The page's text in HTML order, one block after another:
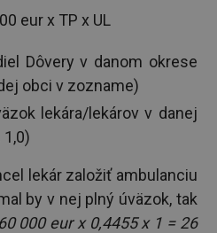
eur x TP x UL
Dôvery v danom okrese
obci v zozname)
lekára/lekárov v danej
lekár založiť ambulanciu
by v nej plný úväzok, tak
60 000 eur x 0,4455 x 1 = 26